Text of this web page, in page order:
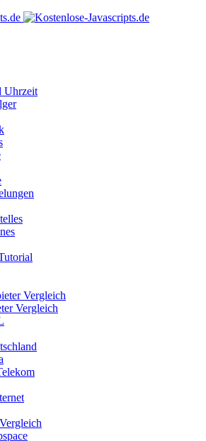
Uhrzeit
Vergleich
Vergleich